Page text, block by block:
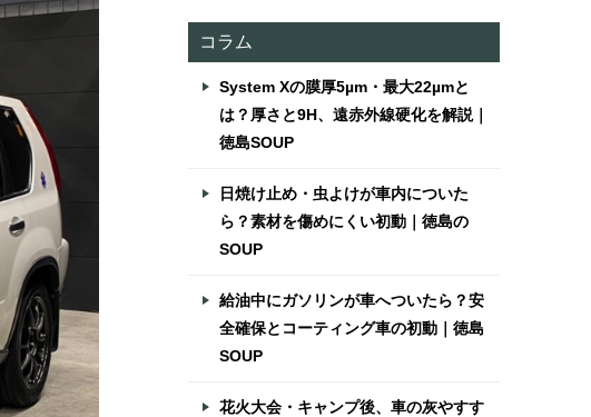
コラム
System Xの膜厚5µm・最大22µmと
は？厚さと9H、遠赤外線硬化を解説｜
徳島SOUP
日焼け止め・虫よけが車内についた
ら？素材を傷めにくい初動｜徳島の
SOUP
給油中にガソリンが車へついたら？安
全確保とコーティング車の初動｜徳島
SOUP
花火大会・キャンプ後、車の灰やすす